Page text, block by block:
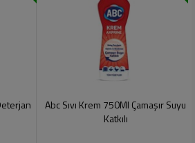
Abc Sıvı Krem 750Ml Çamaşır Suyu
Katkılı